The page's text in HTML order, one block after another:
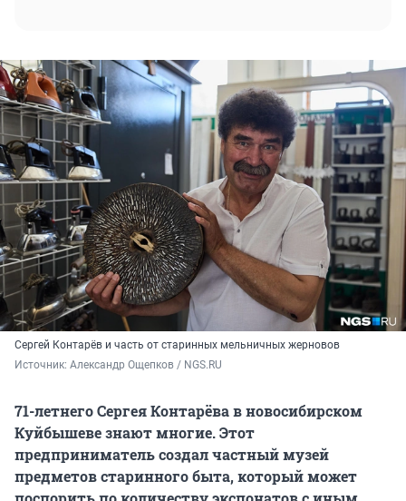
Сергей Контарёв и часть от старинных мельничных жерновов
Источник: Александр Ощепков / NGS.RU
71-летнего Сергея Контарёва в новосибирском
Куйбышеве знают многие. Этот
предприниматель создал частный музей
предметов старинного быта, который может